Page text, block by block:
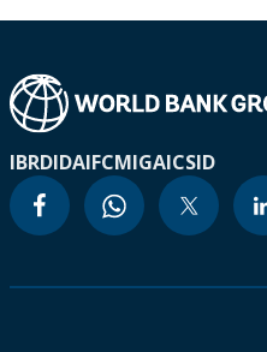
IBRDIDAIFCMIGAICSID